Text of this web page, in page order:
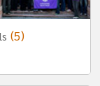
(5)